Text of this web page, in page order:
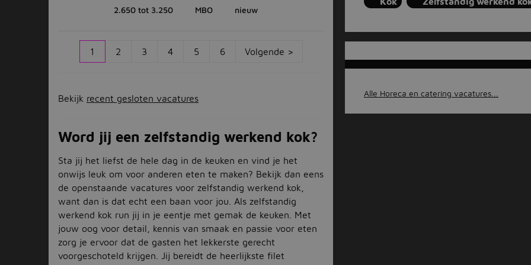
2.650 tot 3.250 MBO nieuw
1 2 3 4 5 6 Volgende >
Bekijk recent gesloten vacatures
Word jij een zelfstandig werkend kok?
Sta jij het liefst de hele dag in de keuken en vind je het
onwijs leuk om voor anderen eten te maken? Bekijk dan eens
de openstaande vacatures voor zelfstandig werkend kok,
want dan is dat echt een baan voor jou. Als zelfstandig
werkend kok run jij in je eentje met gemak de keuken. Met
jouw oog voor detail, kennis van smaak en passie voor eten
zorg je ervoor dat de gasten het lekkerste gerecht
voorgeschoteld krijgen. Jij bereidt de heerlijkste filet
Alle Horeca en catering vacatures...